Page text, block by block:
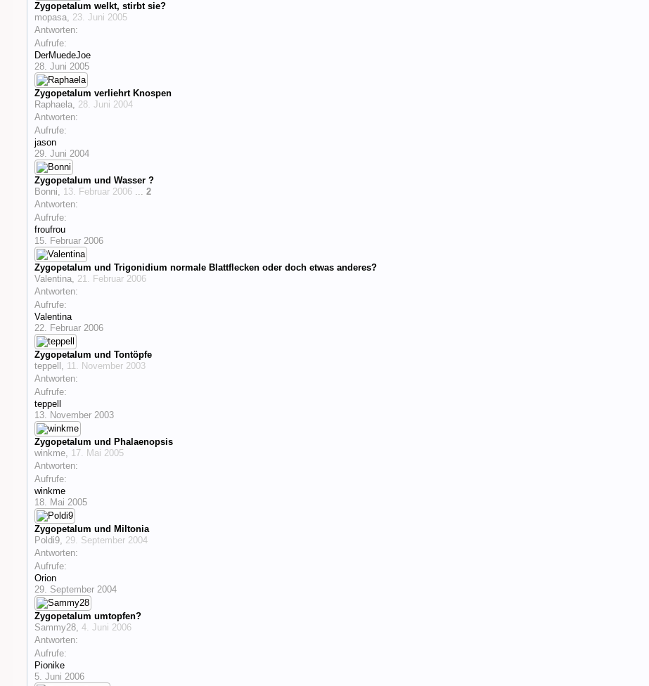
Zygopetalum welkt, stirbt sie?
mopasa, 23. Juni 2005
Antworten:
Aufrufe:
DerMuedeJoe
28. Juni 2005
Zygopetalum verliehrt Knospen
Raphaela, 28. Juni 2004
Antworten:
Aufrufe:
jason
29. Juni 2004
Zygopetalum und Wasser ?
Bonni, 13. Februar 2006 ... 2
Antworten:
Aufrufe:
froufrou
15. Februar 2006
Zygopetalum und Trigonidium normale Blattflecken oder doch etwas anderes?
Valentina, 21. Februar 2006
Antworten:
Aufrufe:
Valentina
22. Februar 2006
Zygopetalum und Tontöpfe
teppell , 11. November 2003
Antworten:
Aufrufe:
teppell
13. November 2003
Zygopetalum und Phalaenopsis
winkme, 17. Mai 2005
Antworten:
Aufrufe:
winkme
18. Mai 2005
Zygopetalum und Miltonia
Poldi9, 29. September 2004
Antworten:
Aufrufe:
Orion
29. September 2004
Zygopetalum umtopfen?
Sammy28,4. Juni 2006
Antworten:
Aufrufe:
Pionike
5. Juni 2006